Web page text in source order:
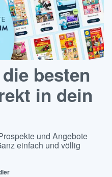
besten
in dein
und Angebote
einfach und völlig